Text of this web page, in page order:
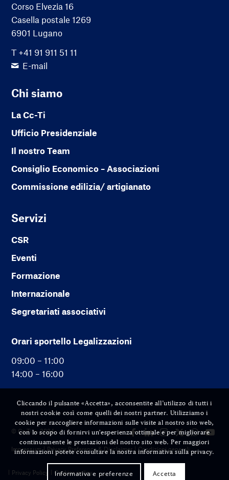
Corso Elvezia 16
Casella postale 1269
6901 Lugano
T +41 91 911 51 11
E-mail
Chi siamo
La Cc-Ti
Ufficio Presidenziale
Il nostro Team
Consiglio Economico – Associazioni
Commissione edilizia/ artigianato
Servizi
CSR
Eventi
Formazione
Internazionale
Segretariati associativi
Orari sportello Legalizzazioni
09:00 – 11:00
14:00 – 16:00
© Cc-Ti — 2024
Impressum Privacy Preference & Disclaimer Condizioni generali
Privacy Policy Cookies policy
Cliccando il pulsante «Accetta», acconsentite all’utilizzo di tutti i
nostri cookie così come quelli dei nostri partner. Utilizziamo i
cookie per raccogliere informazioni sulle visite al nostro sito web,
con lo scopo di fornirvi un'esperienza ottimale e per migliorare
continuamente le prestazioni del nostro sito web. Per maggiori
informazioni potete consultare la nostra informativa sulla privacy.
Informativa e preferenze Accetta